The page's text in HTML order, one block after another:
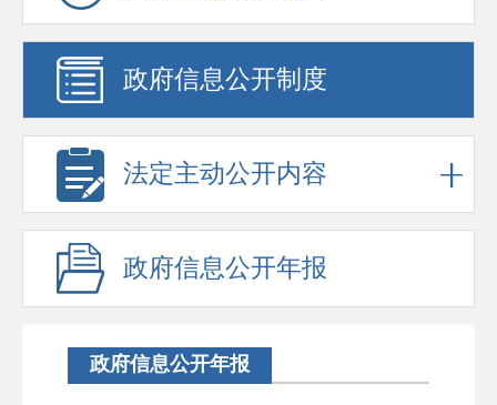
政府信息公开制度
法定主动公开内容
政府信息公开年报
政府信息公开年报